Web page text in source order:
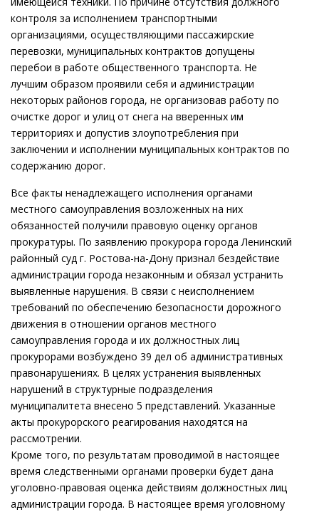
контроля за исполнением транспортными
организациями, осуществляющими пассажирские
перевозки, муниципальных контрактов допущены
перебои в работе общественного транспорта. Не
лучшим образом проявили себя и администрации
некоторых районов города, не организовав работу по
очистке дорог и улиц от снега на вверенных им
территориях и допустив злоупотребления при
заключении и исполнении муниципальных контрактов по
содержанию дорог.
Все факты ненадлежащего исполнения органами
местного самоуправления возложенных на них
обязанностей получили правовую оценку органов
прокуратуры. По заявлению прокурора города Ленинский
районный суд г. Ростова-на-Дону признал бездействие
администрации города незаконным и обязал устранить
выявленные нарушения. В связи с неисполнением
требований по обеспечению безопасности дорожного
движения в отношении органов местного
самоуправления города и их должностных лиц
прокурорами возбуждено 39 дел об административных
правонарушениях. В целях устранения выявленных
нарушений в структурные подразделения
муниципалитета внесено 5 представлений. Указанные
акты прокурорского реагирования находятся на
рассмотрении.
Кроме того, по результатам проводимой в настоящее
время следственными органами проверки будет дана
уголовно-правовая оценка действиям должностных лиц
администрации города. В настоящее время уголовному